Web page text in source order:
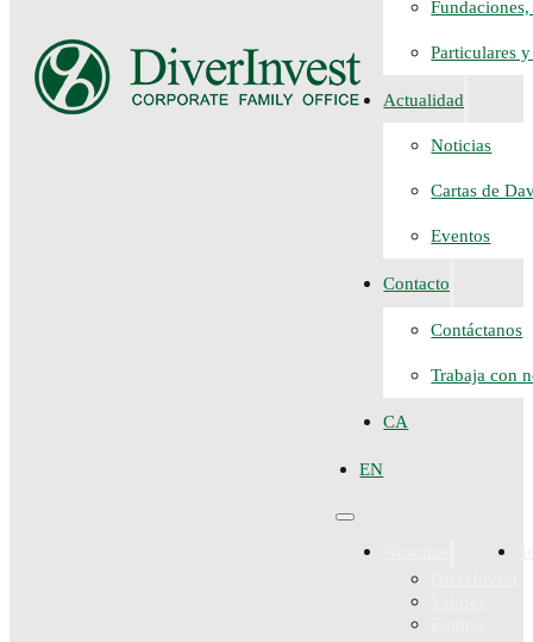
Particulares
Actualidad
Noticias
Cartas de
Eventos
Contacto
Contáctanos
Trabaja con
CA
EN